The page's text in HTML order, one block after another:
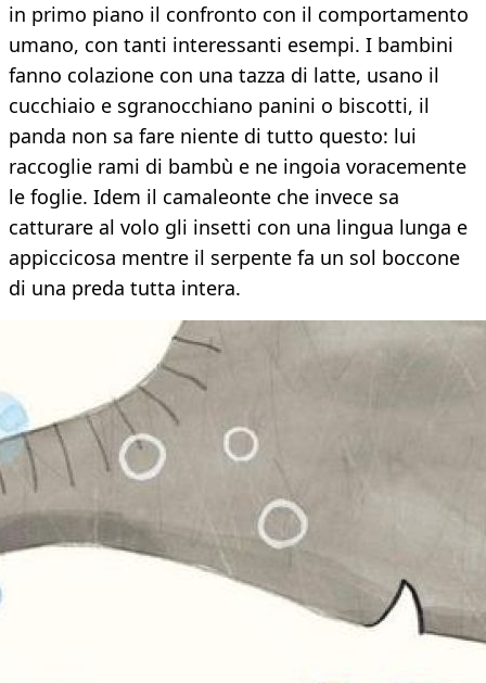
in primo piano il confronto con il comportamento
umano, con tanti interessanti esempi. I bambini
fanno colazione con una tazza di latte, usano il
cucchiaio e sgranocchiano panini o biscotti, il
panda non sa fare niente di tutto questo: lui
raccoglie rami di bambù e ne ingoia voracemente
le foglie. Idem il camaleonte che invece sa
catturare al volo gli insetti con una lingua lunga e
appiccicosa mentre il serpente fa un sol boccone
di una preda tutta intera.